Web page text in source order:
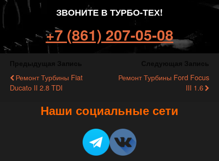
ЗВОНИТЕ В ТУРБО-ТЕХ!
+7 (861) 207-05-08
Ремонт Турбины Fiat
Ducatо II 2.8 TDI
Ремонт Турбины Ford Focus
III 1.6
Наши социальные сети